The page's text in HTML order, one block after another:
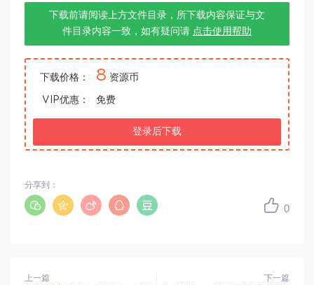
下载前请阅读上方文件目录，所下载内容保证与文
件目录内容一致，如有疑问请 点击使用帮助
下载价格： 8 资源币
VIP优惠： 免费
登录后下载
0
分享到：
上一篇 下一篇